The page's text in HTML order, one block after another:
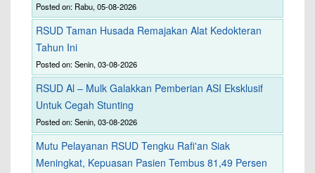
Posted on: Rabu, 05-08-2026
RSUD Taman Husada Remajakan Alat Kedokteran
Tahun Ini
Posted on: Senin, 03-08-2026
RSUD Al – Mulk Galakkan Pemberian ASI Eksklusif
Untuk Cegah Stunting
Posted on: Senin, 03-08-2026
Mutu Pelayanan RSUD Tengku Rafi'an Siak
Meningkat, Kepuasan Pasien Tembus 81,49 Persen